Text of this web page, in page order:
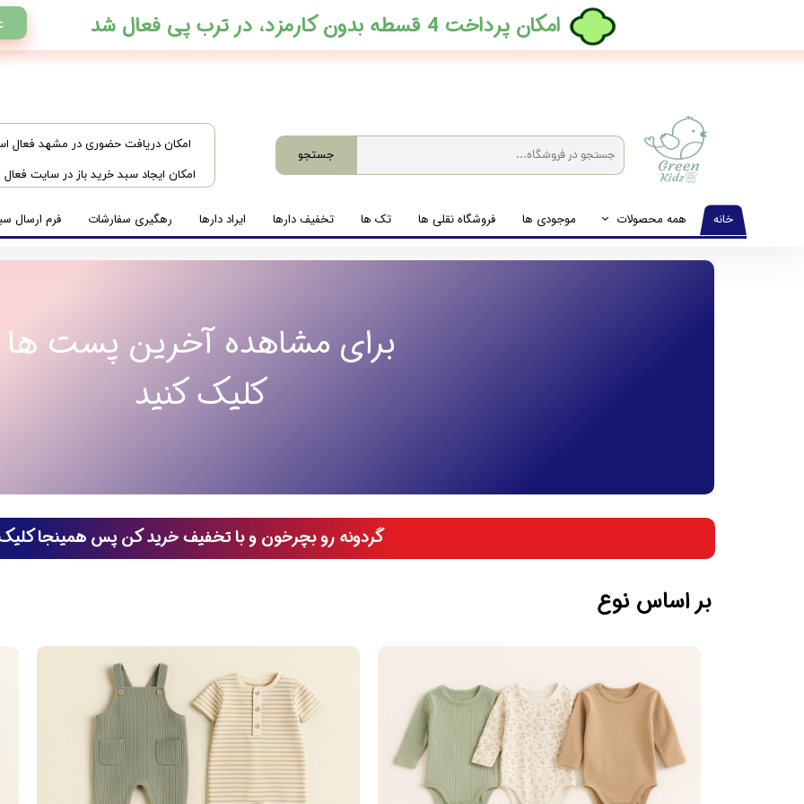
​امکان دریافت حضوری در مشهد فعال
امکان ایجاد سبد خرید باز در سایت
جستجو
خانه همه محصولات
لباس نوزاد تا نوجوان
موجودی ها فروشگاه نقلی ها تک ها تخفیف دارها ایراد دارها رهگیری سفارشات فرم ارسال
​امکان پرداخت 4 قسطه بدون کارمزد، در ترب پی فعال شد
برای مشاهده آخرین پست ها
کلیک کنید
گردونه رو بچرخون و با تخفیف خرید کن پس همینجا
بر اساس نوع